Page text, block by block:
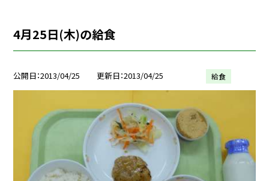
4月25日(木)の給食
公開日 2013/04/25 更新日 2013/04/25 給食